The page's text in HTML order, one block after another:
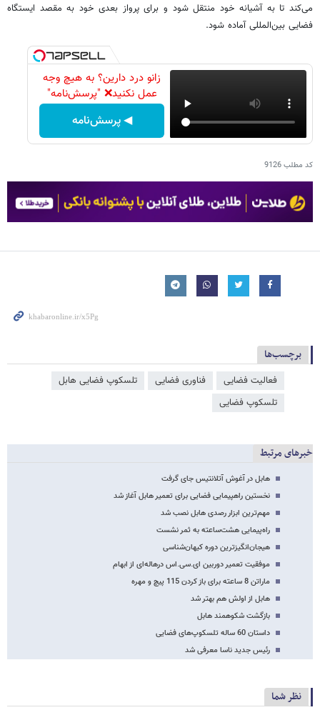
می‌کند تا به آشیانه خود منتقل شود و برای پرواز بعدی خود به مقصد ایستگاه
فضایی بین‌المللی آماده شود.
زانو درد دارین؟ به هیچ وجه
عمل نکنید❌ "پرسش‌نامه"
◀ پرسش‌نامه
کد مطلب9126
برچسب‌ها
فعالیت فضایی فناوری فضایی
تلسکوپ فضایی هابل
تلسکوپ فضایی
خبرهای مرتبط
هابل در آغوش آتلانتیس جای گرفت
نخستین راهپیمایی فضایی برای تعمیر هابل آغاز شد
مهم‌ترین ابزار رصدی هابل نصب شد
راه‌پیمایی هشت‌ساعته به ثمر نشست
هیجان‌انگیزترین دوره کیهان‌شناسی
موفقیت تعمیر دوربین ای.سی.اس درهاله‌ای از ابهام
ماراتن 8 ساعته برای باز کردن 115 پیچ و مهره
هابل از اولش هم بهتر شد
بازگشت شکوهمند هابل
داستان‌ 60‌ ساله تلسکوپ‌های فضایی
رئیس جدید ناسا معرفی شد
نظر شما